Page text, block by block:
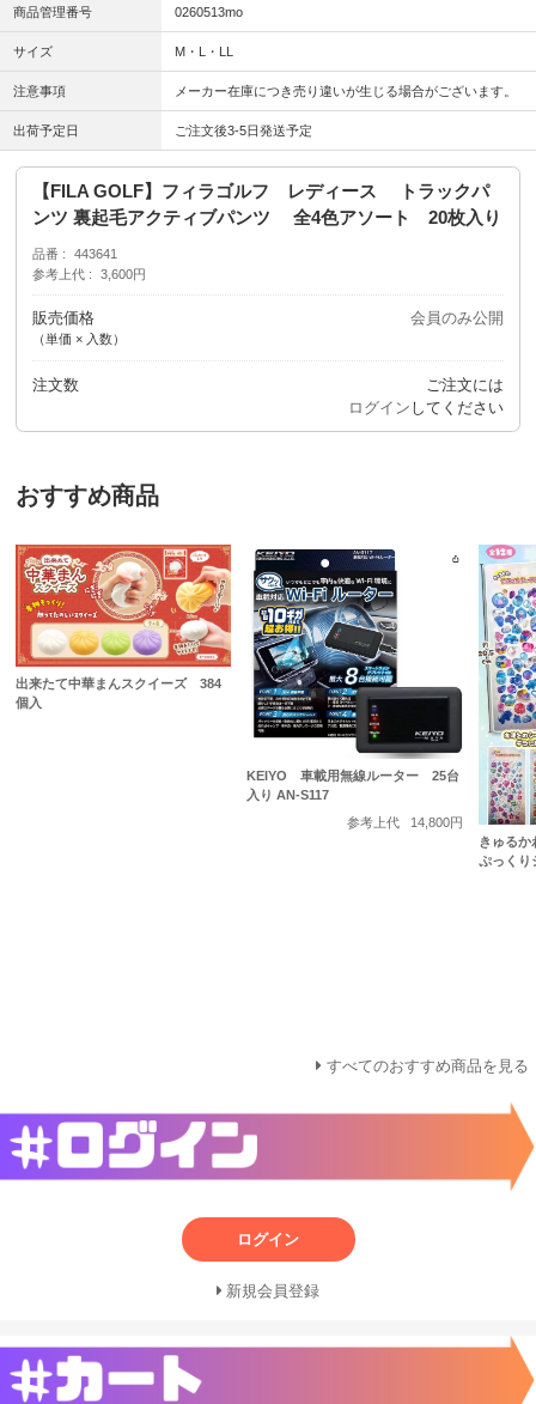
商品管理番号 0260513mo
サイズ M・L・LL
注意事項 メーカー在庫につき売り違いが生じる場合がございます。
出荷予定日 ご注文後3-5日発送予定
【FILA GOLF】フィラゴルフ レディース トラックパ
ンツ 裏起毛アクティブパンツ 全4色アソート 20枚入り
品番
443641
参考上代
3,600円
販売価格
（単価 × 入数）
会員のみ公開
注文数
ご注文には
ログイン してください
おすすめ商品
出来たて中華まんスクイーズ 384
個入
KEIYO 車載用無線ルーター 25台
入り AN-S117
参考上代
14,800円
きゅる
ぷっく
すべてのおすすめ商品を見る
ログイン
新規会員登録